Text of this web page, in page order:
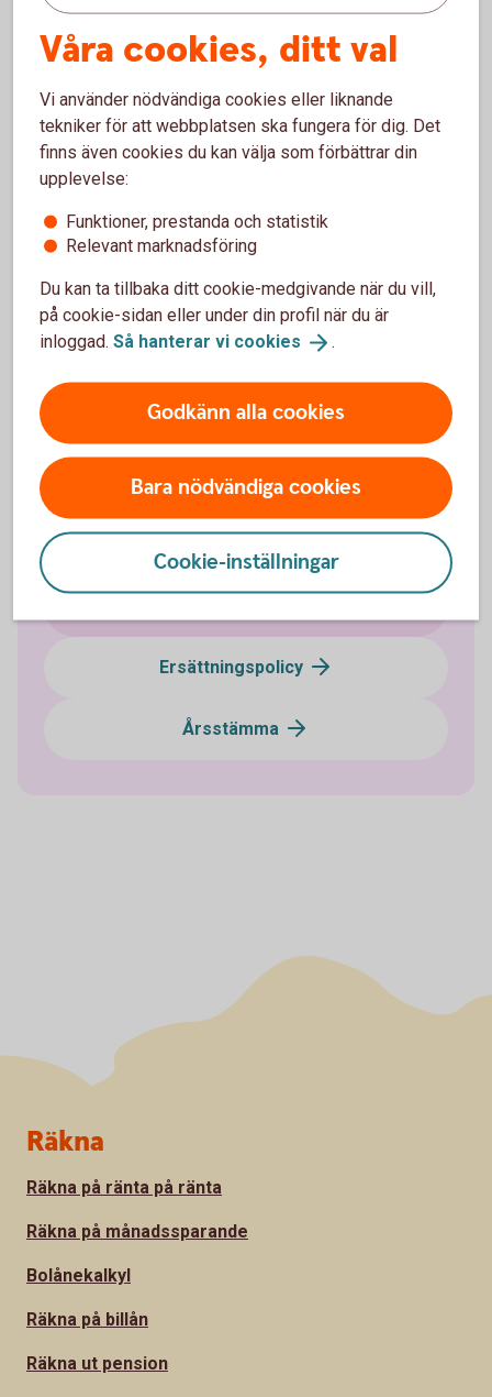
Reader. Här finns länken om du saknar programmet.
Finansiell information
Årsredovisningar
Delårsrapporter
Kapitaltäckning
Ersättningspolicy
Årsstämma
Våra cookies, ditt val
Vi använder nödvändiga cookies eller liknande
tekniker för att webbplatsen ska fungera för dig. Det
finns även cookies du kan välja som förbättrar din
upplevelse:
Funktioner, prestanda och statistik
Relevant marknadsföring
Du kan ta tillbaka ditt cookie-medgivande när du vill,
på cookie-sidan eller under din profil när du är
inloggad. Så hanterar vi cookies .
Godkänn alla cookies
Bara nödvändiga cookies
Cookie-inställningar
Sidfot
Räkna
Räkna på ränta på ränta
Räkna på månadssparande
Bolånekalkyl
Räkna på billån
Räkna ut pension